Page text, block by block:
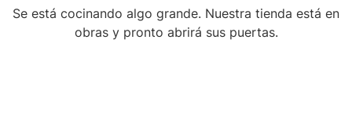
Se está cocinando algo grande. Nuestra tienda está en
obras y pronto abrirá sus puertas.